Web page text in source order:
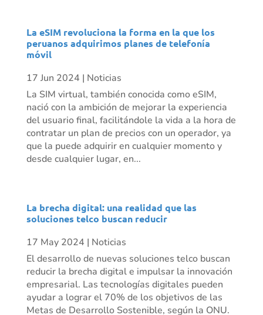
La eSIM revoluciona la forma en la que los
peruanos adquirimos planes de telefonía
móvil
17 Jun 2024 | Noticias
La SIM virtual, también conocida como eSIM,
nació con la ambición de mejorar la experiencia
del usuario final, facilitándole la vida a la hora de
contratar un plan de precios con un operador, ya
que la puede adquirir en cualquier momento y
desde cualquier lugar, en...
La brecha digital: una realidad que las
soluciones telco buscan reducir
17 May 2024 | Noticias
El desarrollo de nuevas soluciones telco buscan
reducir la brecha digital e impulsar la innovación
empresarial. Las tecnologías digitales pueden
ayudar a lograr el 70% de los objetivos de las
Metas de Desarrollo Sostenible, según la ONU.